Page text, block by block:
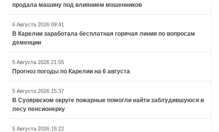
продала машину под влиянием мошенников
6 Августа 2026 09:41
В Карелии заработала бесплатная горячая линия по вопросам
деменции
5 Августа 2026 21:55
Прогноз погоды по Карелии на 6 августа
5 Августа 2026 15:37
В Суоярвском округе пожарные помогли найти заблудившуюся в
лесу пенсионерку
5 Августа 2026 15:22